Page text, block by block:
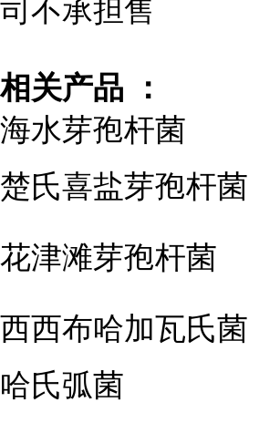
司不承担售
相关产品 ：
海水芽孢杆菌
楚氏喜盐芽孢杆菌
花津滩芽孢杆菌
西西布哈加瓦氏菌
哈氏弧菌